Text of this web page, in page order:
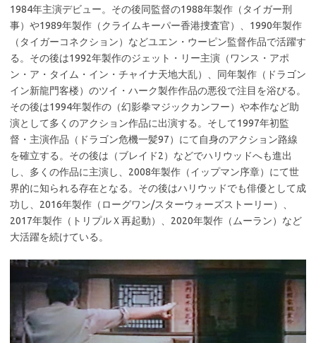
1984年主演デビュー。その後同監督の1988年製作（タイガー刑
事）や1989年製作（クライムキーパー香港捜査官）、1990年製作
（タイガーコネクション）などユエン・ウーピン監督作品で活躍す
る。その後は1992年製作のジェット・リー主演（ワンス・アポ
ン・ア・タイム・イン・チャイナ天地大乱）、同年製作（ドラゴン
イン新龍門客楼）のツイ・ハーク製作作品の悪役で注目を浴びる。
その後は1994年製作の（幻影拳マジックカンフー）や本作など助
演として多くのアクション作品に出演する。そして1997年初監
督・主演作品（ドラゴン危機一髪97）にて自身のアクション路線
を確立する。その後は（ブレイド2）などでハリウッドへも進出
し、多くの作品に主演し、2008年製作（イップマン序章）にて世
界的に知られる存在となる。その後はハリウッドでも俳優として成
功し、2016年製作（ローグワン/スターウォーズストーリー）、
2017年製作（トリプルＸ再起動）、2020年製作（ムーラン）など
大活躍を続けている。